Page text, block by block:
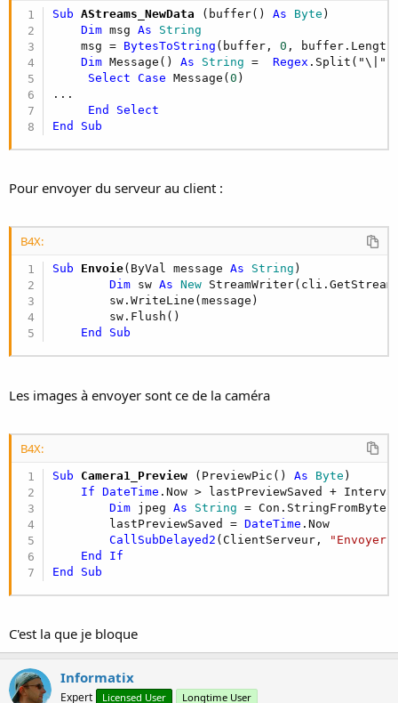
Sub AStreams_NewData (buffer() As Byte )
Dim msg As String
    msg =
BytesToString (buffer, 0 ,
Dim Message() As String = Regex
Select
Case Message(0 )
...
End
Select
End
Sub
Pour envoyer du serveur au client :
B4X:
Sub Envoie(ByVal message As String )
Dim sw As New
        sw.WriteLine(message)
        sw.Flush()
End
Sub
Les images à envoyer sont ce de la caméra
B4X:
Sub Camera1_Preview (PreviewPic() As Byte )
If
DateTime .Now > lastPreviewSaved +
Dim jpeg As String =
        lastPreviewSaved =
DateTime .Now
CallSubDelayed2 (ClientServeur, "Envoyer"
End
If
End
Sub
C'est la que je bloque
Informatix
Expert Licensed User Longtime User